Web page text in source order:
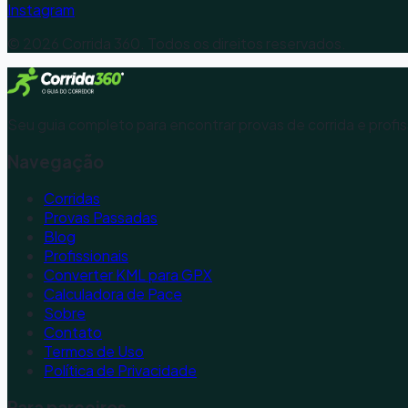
Instagram
© 2026 Corrida 360. Todos os direitos reservados.
Seu guia completo para encontrar provas de corrida e
Navegação
Corridas
Provas Passadas
Blog
Profissionais
Converter KML para GPX
Calculadora de Pace
Sobre
Contato
Termos de Uso
Política de Privacidade